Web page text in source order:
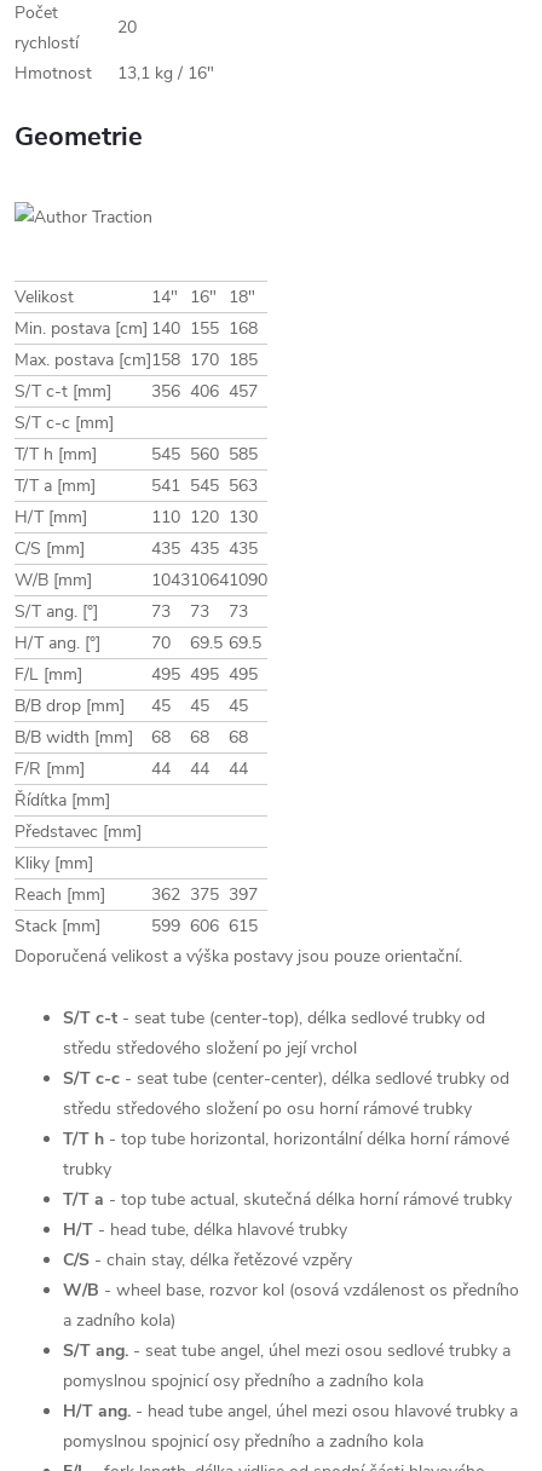
Počet
rychlostí
20
Hmotnost
13,1 kg / 16"
Geometrie
Velikost 14" 16"
18"
Min. postava [cm] 140 155 168
Max. postava [cm]158 170 185
S/T c-t [mm]
356 406 457
S/T c-c [mm]
T/T h [mm]
545 560 585
T/T a [mm]
541 545 563
H/T [mm]
110 120 130
C/S [mm]
435 435 435
W/B [mm]
104310641090
S/T ang. [°]
73 73
73
H/T ang. [°]
70 69.5 69.5
F/L [mm]
495 495 495
B/B drop [mm]
45 45
45
B/B width [mm]
68 68
68
F/R [mm]
44 44
44
Řídítka [mm]
Představec [mm]
Kliky [mm]
Reach [mm]
362 375 397
Stack [mm]
599 606 615
Doporučená velikost a výška postavy jsou pouze orientační.
S/T c-t - seat tube (center-top), délka sedlové trubky od
středu středového složení po její vrchol
S/T c-c - seat tube (center-center), délka sedlové trubky od
středu středového složení po osu horní rámové trubky
T/T h - top tube horizontal, horizontální délka horní rámové
trubky
T/T a - top tube actual, skutečná délka horní rámové trubky
H/T - head tube, délka hlavové trubky
C/S - chain stay, délka řetězové vzpěry
W/B - wheel base, rozvor kol (osová vzdálenost os předního
a zadního kola)
S/T ang. - seat tube angel, úhel mezi osou sedlové trubky a
pomyslnou spojnicí osy předního a zadního kola
H/T ang. - head tube angel, úhel mezi osou hlavové trubky a
pomyslnou spojnicí osy předního a zadního kola